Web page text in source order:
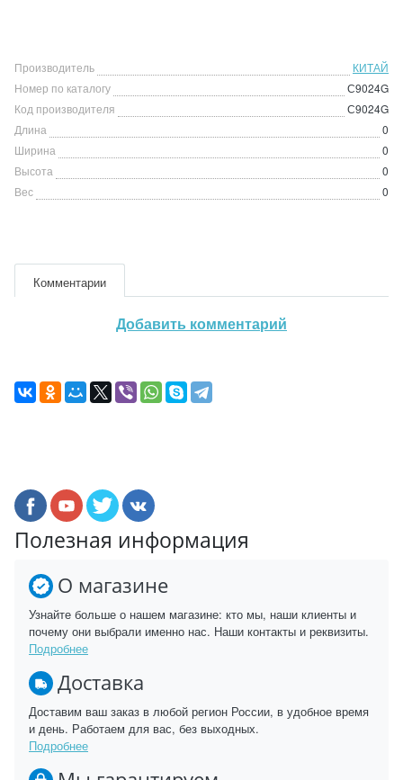
Производитель
КИТАЙ
Номер по каталогу
С9024G
Код производителя
С9024G
Длина
0
Ширина
0
Высота
0
Вес
0
Комментарии
Добавить комментарий
Полезная информация
О магазине
Узнайте больше о нашем магазине: кто мы, наши клиенты и
почему они выбрали именно нас. Наши контакты и реквизиты.
Подробнее
Доставка
Доставим ваш заказ в любой регион России, в удобное время
и день. Работаем для вас, без выходных.
Подробнее